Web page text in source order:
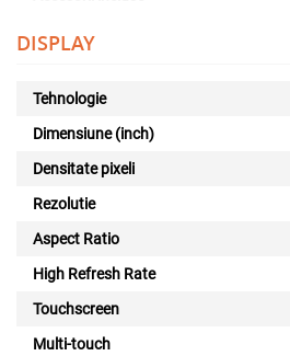
DISPLAY
Tehnologie
Dimensiune (inch)
Densitate pixeli
Rezolutie
Aspect Ratio
High Refresh Rate
Touchscreen
Multi-touch